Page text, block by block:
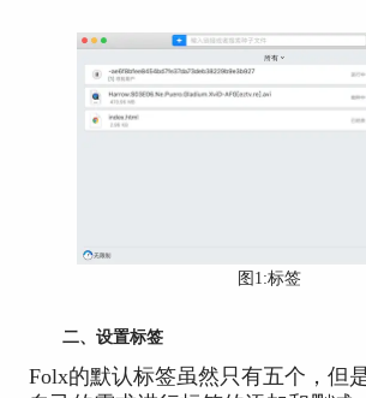
图1:标签
二、设置标签
Folx的默认标签虽然只有五个，但